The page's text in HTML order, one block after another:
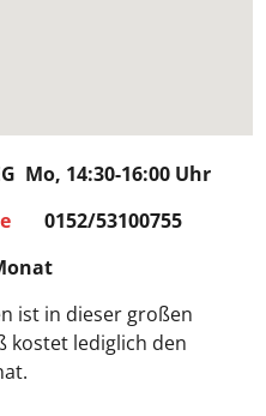
Mo, 14:30-16:00 Uhr
0152/53100755
ist in dieser großen
kostet lediglich den